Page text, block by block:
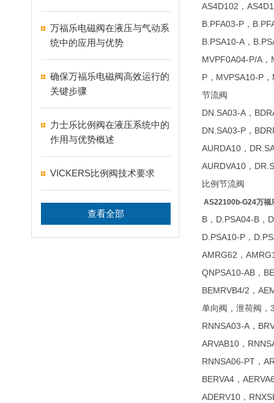
万福乐电磁阀在液压与气动系
统中的应用与优势
确保万福乐电磁阀高效运行的
关键步骤
力士乐比例阀在液压系统中的
作用与优势概述
VICKERS比例阀技术要求
查看全部
AS4D102，
B.PFA03-P，
B.PSA10-A，
MVPF0A04-P/A
P，MVPSA10-P
节流阀
DN.SA03-A，
DN.SA03-P，
AURDA10，
AURDVA10，
比例节流阀
AS22100b-G24万福
B，D.PSA04-B，
D.PSA10-P，
AMRG62，
QNPSA10-AB，
BEMRVB4/2，
单向阀，泄荷阀，
RNNSA03-A，
ARVAB10，
RNNSA06-PT，
BERVA4，
ADERV10，